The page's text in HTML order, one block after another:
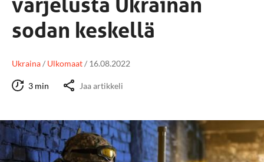
sodan keskellä
Ukraina/ Ulkomaat/ 16.08.2022
3 min Jaa artikkeli